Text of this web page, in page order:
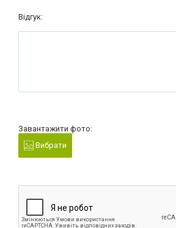
Відгук:
Завантажити фото:
Вибрати